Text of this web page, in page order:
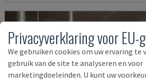
Privacyverklaring voor EU-
We gebruiken cookies om uw ervaring te
gebruik van de site te analyseren en voor
marketingdoeleinden. U kunt uw